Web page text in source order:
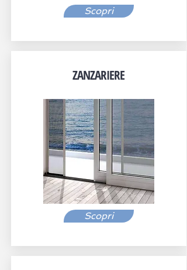
Scopri
ZANZARIERE
Scopri